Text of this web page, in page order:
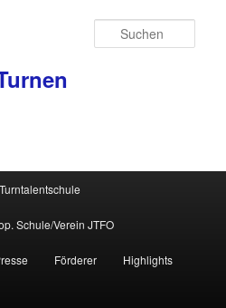
Turntalentschule
Schule/Verein JTFO
Förderer Highlights